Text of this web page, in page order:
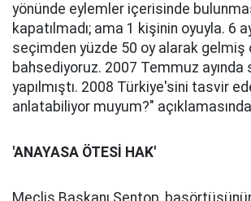
yönünde eylemler içerisinde
kapatılmadı; ama 1 kişinin oyuyla. 6
seçimden yüzde 50 oy alarak gelmiş
bahsediyoruz. 2007 Temmuz ayında
yapılmıştı. 2008 Türkiye'sini tasvir
anlatabiliyor muyum?"
'ANAYASA ÖTESİ HAK'
Meclis Başkanı Şentop,